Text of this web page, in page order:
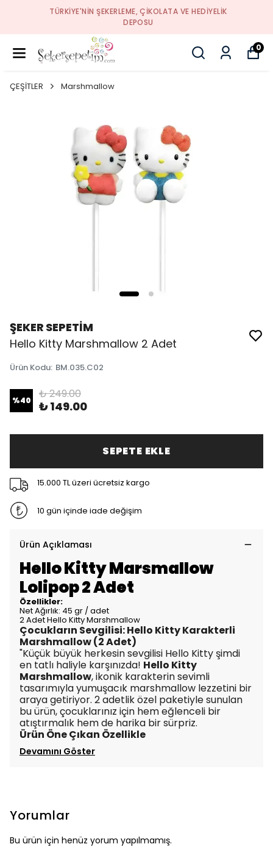
TÜRKIYE'NIN ŞEKERLEME, ÇIKOLATA VE HEDIYELIK
DEPOSU
0
ÇEŞİTLER Marshmallow
ŞEKER SEPETİM
Hello Kitty Marshmallow 2 Adet
Ürün Kodu: BM.035.C02
%40 ₺ 249.00
₺ 149.00
SEPETE EKLE
15.000 TL üzeri ücretsiz kargo
10 gün içinde iade değişim
Ürün Açıklaması
Hello Kitty Marsmallow
Lolipop 2 Adet
Özellikler:
Net Ağırlık: 45 gr / adet
2 Adet Hello Kitty Marshmallow
Çocukların Sevgilisi: Hello Kitty Karakterli
Marshmallow (2 Adet)
"Küçük büyük herkesin sevgilisi Hello Kitty şimdi
en tatlı haliyle karşınızda! Hello Kitty
Marshmallow, ikonik karakterin sevimli
tasarımıyla yumuşacık marshmallow lezzetini bir
araya getiriyor. 2 adetlik özel paketiyle sunulan
bu ürün, çocuklarınız için hem eğlenceli bir
atıştırmalık hem de harika bir sürpriz.
Ürün Öne Çıkan Özellikle
Devamını Göster
Yorumlar
Bu ürün için henüz yorum yapılmamış.